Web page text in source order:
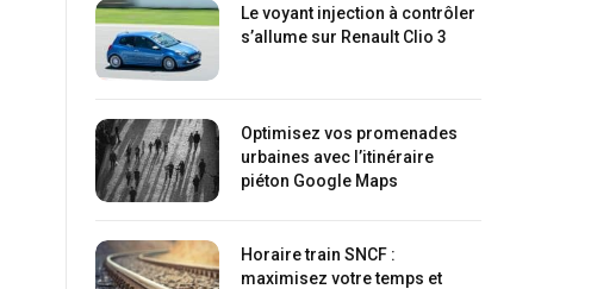
Le voyant injection à contrôler
s’allume sur Renault Clio 3
Optimisez vos promenades
urbaines avec l’itinéraire
piéton Google Maps
Horaire train SNCF :
maximisez votre temps et